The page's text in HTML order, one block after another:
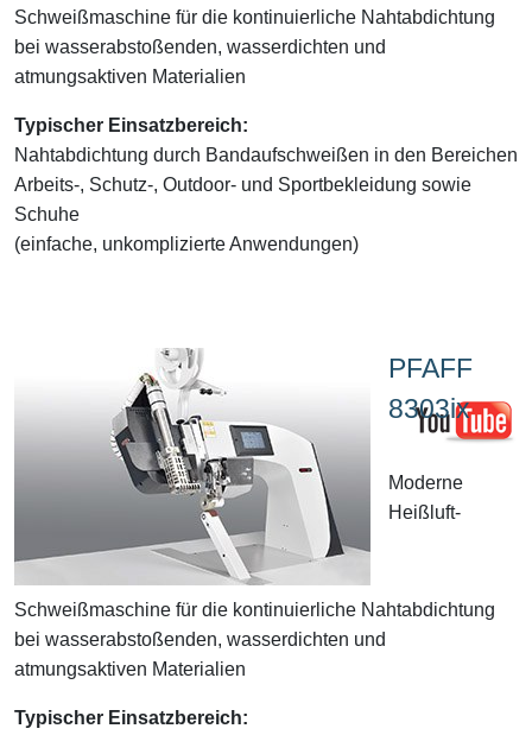
Schweißmaschine für die kontinuierliche Nahtabdichtung
bei wasserabstoßenden, wasserdichten und
atmungsaktiven Materialien
Typischer Einsatzbereich:
Nahtabdichtung durch Bandaufschweißen in den Bereichen
Arbeits-, Schutz-, Outdoor- und Sportbekleidung sowie
Schuhe
(einfache, unkomplizierte Anwendungen)
PFAFF
8303ix
Moderne
Heißluft-
Schweißmaschine für die kontinuierliche Nahtabdichtung
bei wasserabstoßenden, wasserdichten und
atmungsaktiven Materialien
Typischer Einsatzbereich: